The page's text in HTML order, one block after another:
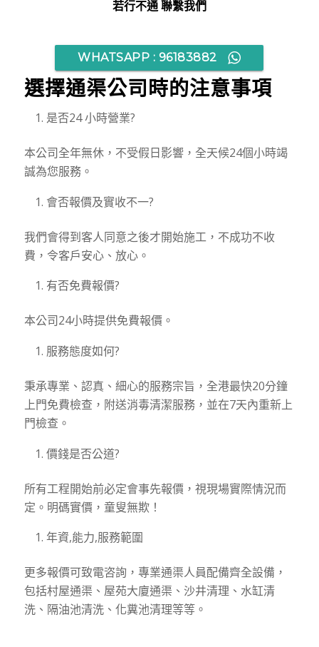
若行不通 聯繫我們
WHATSAPP : 96183882
選擇通渠公司時的注意事項
是否24 小時營業?
本公司全年無休，不受假日影響，全天候24個小時竭
誠為您服務。
會否報價及實收不一?
我們會得到客人同意之後才開始施工，不成功不收
費，令客戶安心、放心。
有否免費報價?
本公司24小時提供免費報價。
服務態度如何?
秉承專業、認真、細心的服務宗旨，全港最快20分鐘
上門免費檢查，附送消毒清潔服務，並在7天內重新上
門檢查。
價錢是否公道?
所有工程開始前必定會事先報價，視現場實際情況而
定。明碼實價，童叟無欺！
年資,能力,服務範圍
更多報價可致電咨詢，專業通渠人員配備齊全設備，
包括村屋通渠、屋苑大廈通渠、沙井清理、水缸清
洗、隔油池清洗、化糞池清理等等。